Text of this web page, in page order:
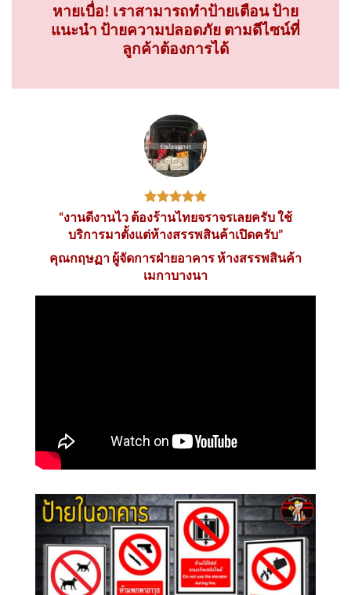
หายเบื่อ! เราสามารถทำป้ายเตือน ป้าย
แนะนำ ป้ายความปลอดภัย ตามดีไซน์ที่
ลูกค้าต้องการได้
“งานดีงานไว ต้องร้านไทยจราจรเลยครับ ใช้
บริการมาตั้งแต่ห้างสรรพสินค้าเปิดครับ”
คุณกฤษฏา ผู้จัดการฝ่ายอาคาร ห้างสรรพสินค้า
เมกาบางนา